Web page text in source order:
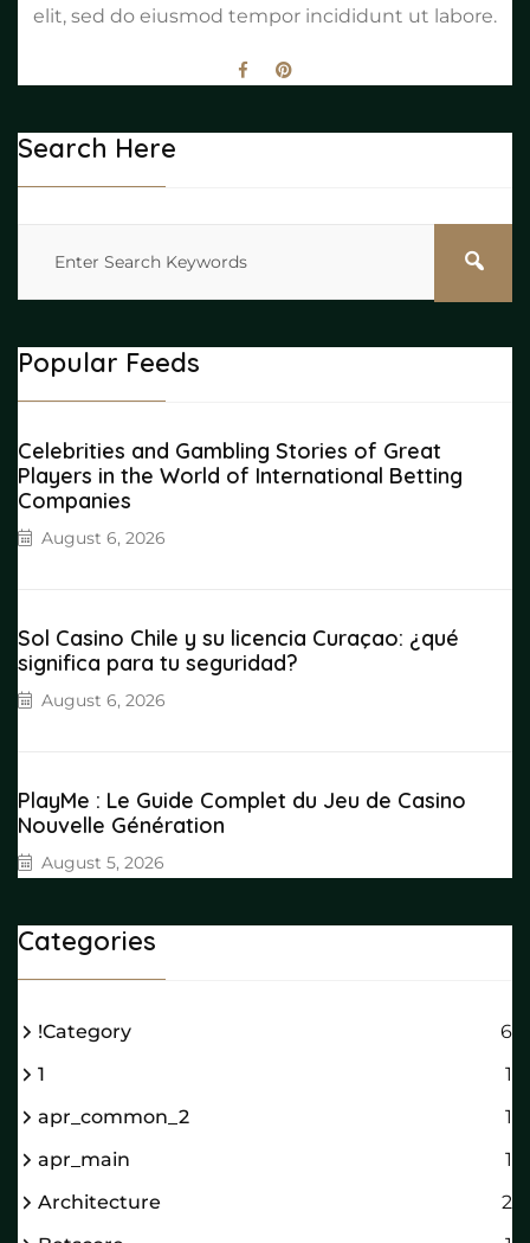
elit, sed do eiusmod tempor incididunt ut labore.
Search Here
Popular Feeds
Celebrities and Gambling Stories of Great
Players in the World of International Betting
Companies
August 6, 2026
Sol Casino Chile y su licencia Curaçao: ¿qué
significa para tu seguridad?
August 6, 2026
PlayMe : Le Guide Complet du Jeu de Casino
Nouvelle Génération
August 5, 2026
Categories
!Category
6
1
1
apr_common_2
1
apr_main
1
Architecture
2